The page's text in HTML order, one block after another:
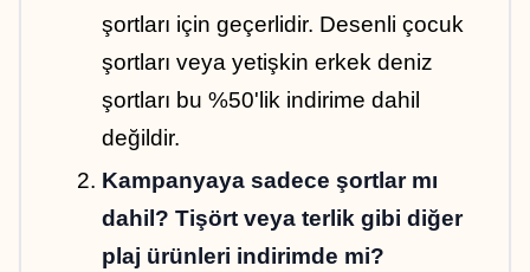
şortları için geçerlidir. Desenli çocuk
şortları veya yetişkin erkek deniz
şortları bu %50'lik indirime dahil
değildir.
Kampanyaya sadece şortlar mı
dahil? Tişört veya terlik gibi diğer
plaj ürünleri indirimde mi?